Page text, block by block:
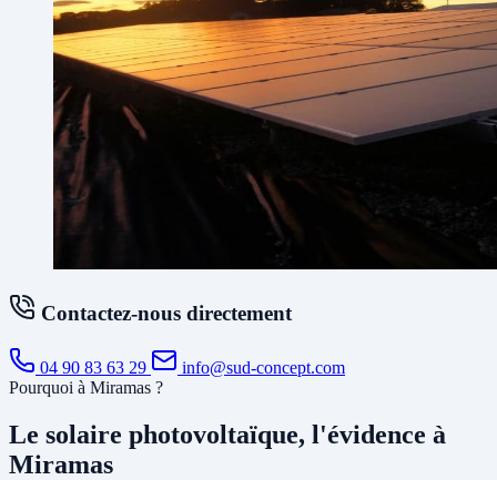
Contactez-nous directement
04 90 83 63 29
info@sud-concept.com
Pourquoi à Miramas ?
Le solaire photovoltaïque, l'évidence à
Miramas